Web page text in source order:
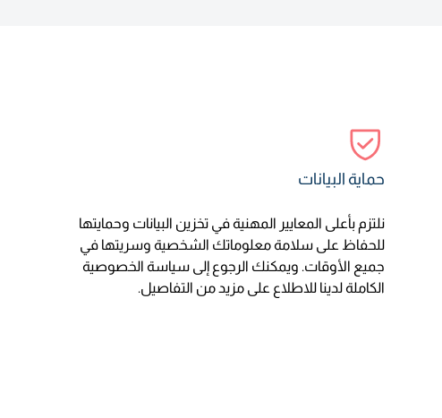
حماية البيانات
نلتزم بأعلى المعايير المهنية في تخزين البيانات وحمايتها
للحفاظ على سلامة معلوماتك الشخصية وسريتها في
جميع الأوقات. ويمكنك الرجوع إلى سياسة الخصوصية
الكاملة لدينا للاطلاع على مزيد من التفاصيل.